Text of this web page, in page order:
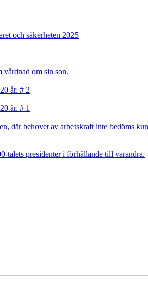
och säkerheten 2025
vårdnad om sin son.
år. # 2
år. # 1
där behovet av arbetskraft inte bedöms
talets presidenter i förhållande till varandra.